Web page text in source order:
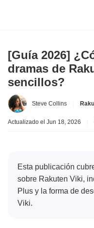
[Guía 2026]
dramas de
sencillos?
Steve Collins
Actualizado el Jun 18, 2026
Esta publicación
sobre Rakuten Viki,
Plus y la forma de
Viki.